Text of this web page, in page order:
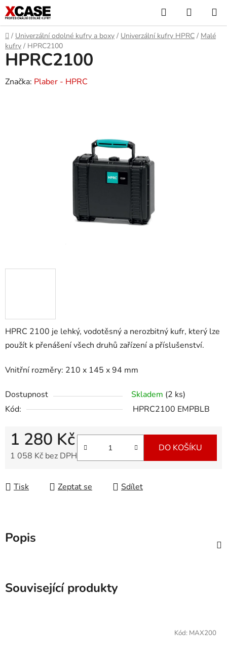
Přejít
na
obsah
Hledat
KOŠÍK
Domů
/ Univerzální odolné kufry a boxy / Univerzální kufry HPRC / Malé
kufry / HPRC2100
HPRC 2100 je lehký, vodotěsný a nerozbitný kufr, který lze
použít k přenášení všech druhů zařízení a příslušenství.
Vnitřní rozměry: 210 x 145 x 94 mm
Dostupnost Skladem (2 ks)
Kód:
HPRC2100 EMPBLB
1 280 Kč
1 058 Kč bez DPH
DO KOŠÍKU
Tisk Zeptat se Sdílet
HPRC2100
Značka: Plaber - HPRC
Popis
Související produkty
Kód: MAX200